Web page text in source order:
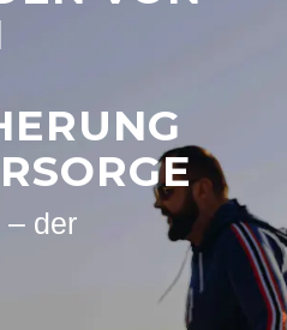
– der